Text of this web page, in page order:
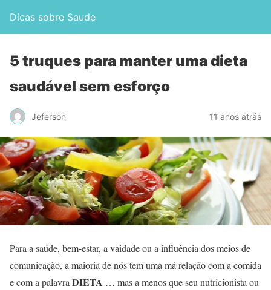
Dicas sobre Saude
5 truques para manter uma dieta
saudável sem esforço
Jeferson 11 anos atrás
Para a saúde, bem-estar, a vaidade ou a influência dos meios de
comunicação, a maioria de nós tem uma má relação com a comida
e com a palavraDIETA … mas a menos que seu nutricionista ou